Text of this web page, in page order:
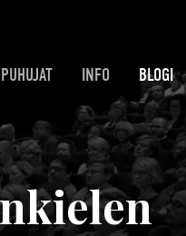
PUHUJAT INFO BLOGI